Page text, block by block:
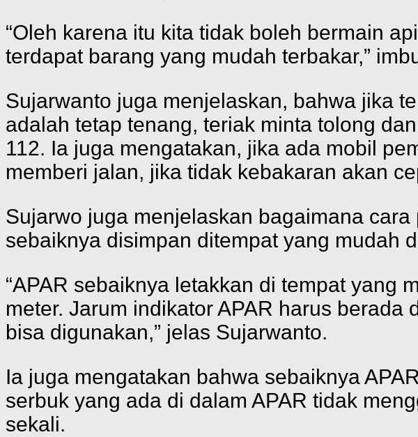
“Oleh karena itu kita tidak boleh bermain
terdapat barang yang mudah terbakar,”
Sujarwanto juga menjelaskan, bahwa jika
adalah tetap tenang, teriak minta tolong
112. Ia juga mengatakan, jika ada mobil
memberi jalan, jika tidak kebakaran akan
Sujarwo juga menjelaskan bagaimana
sebaiknya disimpan ditempat yang mudah
“APAR sebaiknya letakkan di tempat yang
meter. Jarum indikator APAR harus
bisa digunakan,” jelas Sujarwanto.
Ia juga mengatakan bahwa sebaiknya
serbuk yang ada di dalam APAR tidak
sekali.